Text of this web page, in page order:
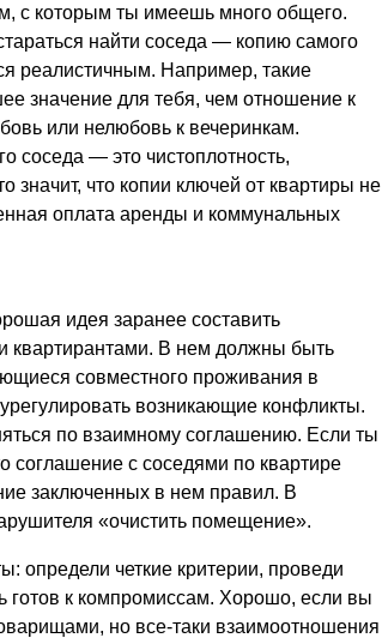
с которым ты имеешь много общего.
найти соседа — копию самого
реалистичным. Например, такие
значение для тебя, чем отношение к
или нелюбовь к вечеринкам.
соседа — это чистоплотность,
значит, что копии ключей от квартиры не
оплата аренды и коммунальных
идея заранее составить
квартирантами. В нем должны быть
совместного проживания в
возникающие конфликты.
по взаимному соглашению. Если ты
соглашение с соседями по квартире
заключенных в нем правил. В
«очистить помещение».
определи четкие критерии, проведи
готов к компромиссам. Хорошо, если вы
но все-таки взаимоотношения